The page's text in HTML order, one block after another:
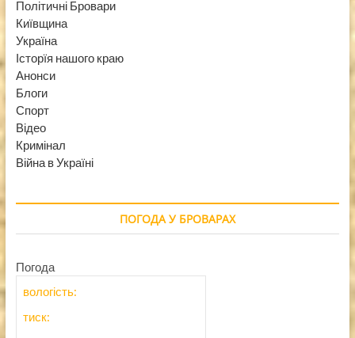
Політичні Бровари
Київщина
Україна
Історїя нашого краю
Анонси
Блоги
Спорт
Відео
Кримінал
Війна в Україні
ПОГОДА У БРОВАРАХ
Погода
вологість:
тиск: